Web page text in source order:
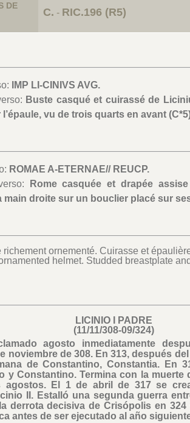
DE
C. - RIC.196 (R5)
IMP LI-CINIVS AVG.
Buste casqué et cuirassé de
vu de trois quarts en avant
ROMAE A-ETERNAE// REUCP.
Rome casquée et drapée
main droite sur un bouclier placé sur
richement ornementé. Cuirasse et
helmet. Studded breastplate
LICINIO I PADRE
(11/11/308-09/324)
agosto inmediatamente
noviembre de 308. En 313, después
de Constantino, Constantia. En
y Constantino. Termina con la muerte
agostos. El 1 de abril de 317 se
II. Estalló una segunda guerra
derrota decisiva de Crisópolis en
antes de ser ejecutado al año